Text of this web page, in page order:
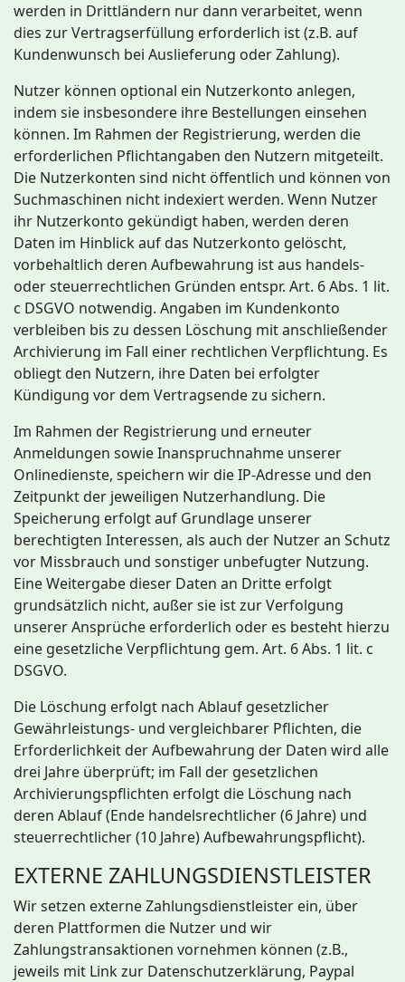
werden in Drittländern nur dann verarbeitet, wenn
dies zur Vertragserfüllung erforderlich ist (z.B. auf
Kundenwunsch bei Auslieferung oder Zahlung).
Nutzer können optional ein Nutzerkonto anlegen,
indem sie insbesondere ihre Bestellungen einsehen
können. Im Rahmen der Registrierung, werden die
erforderlichen Pflichtangaben den Nutzern mitgeteilt.
Die Nutzerkonten sind nicht öffentlich und können von
Suchmaschinen nicht indexiert werden. Wenn Nutzer
ihr Nutzerkonto gekündigt haben, werden deren
Daten im Hinblick auf das Nutzerkonto gelöscht,
vorbehaltlich deren Aufbewahrung ist aus handels-
oder steuerrechtlichen Gründen entspr. Art. 6 Abs. 1 lit.
c DSGVO notwendig. Angaben im Kundenkonto
verbleiben bis zu dessen Löschung mit anschließender
Archivierung im Fall einer rechtlichen Verpflichtung. Es
obliegt den Nutzern, ihre Daten bei erfolgter
Kündigung vor dem Vertragsende zu sichern.
Im Rahmen der Registrierung und erneuter
Anmeldungen sowie Inanspruchnahme unserer
Onlinedienste, speichern wir die IP-Adresse und den
Zeitpunkt der jeweiligen Nutzerhandlung. Die
Speicherung erfolgt auf Grundlage unserer
berechtigten Interessen, als auch der Nutzer an Schutz
vor Missbrauch und sonstiger unbefugter Nutzung.
Eine Weitergabe dieser Daten an Dritte erfolgt
grundsätzlich nicht, außer sie ist zur Verfolgung
unserer Ansprüche erforderlich oder es besteht hierzu
eine gesetzliche Verpflichtung gem. Art. 6 Abs. 1 lit. c
DSGVO.
Die Löschung erfolgt nach Ablauf gesetzlicher
Gewährleistungs- und vergleichbarer Pflichten, die
Erforderlichkeit der Aufbewahrung der Daten wird alle
drei Jahre überprüft; im Fall der gesetzlichen
Archivierungspflichten erfolgt die Löschung nach
deren Ablauf (Ende handelsrechtlicher (6 Jahre) und
steuerrechtlicher (10 Jahre) Aufbewahrungspflicht).
EXTERNE ZAHLUNGSDIENSTLEISTER
Wir setzen externe Zahlungsdienstleister ein, über
deren Plattformen die Nutzer und wir
Zahlungstransaktionen vornehmen können (z.B.,
jeweils mit Link zur Datenschutzerklärung, Paypal